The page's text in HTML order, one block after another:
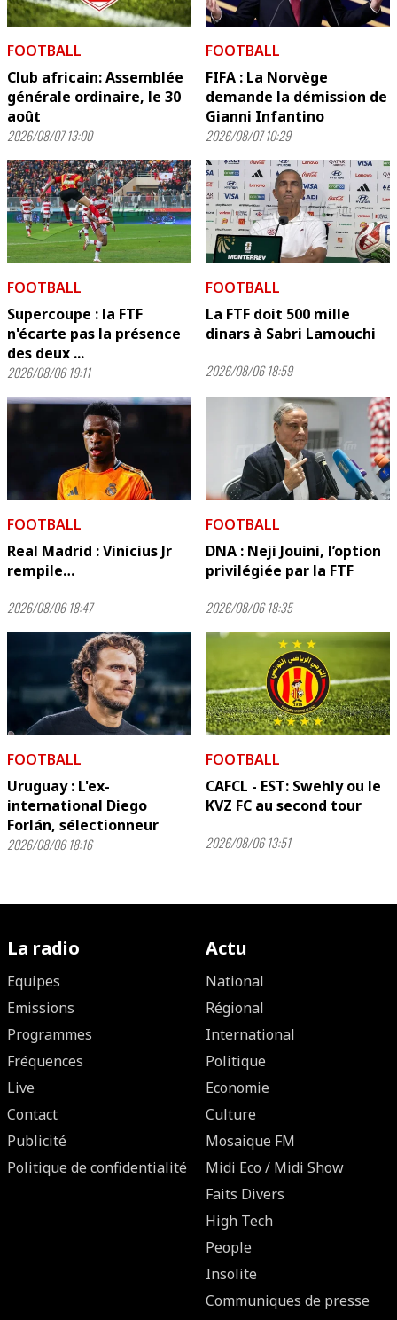
FOOTBALL
Club africain: Assemblée
générale ordinaire, le 30
août
2026/08/07 13:00
FOOTBALL
FIFA : La Norvège
demande la démission de
Gianni Infantino
2026/08/07 10:29
FOOTBALL
Supercoupe : la FTF
n'écarte pas la présence
des deux ...
2026/08/06 19:11
FOOTBALL
La FTF doit 500 mille
dinars à Sabri Lamouchi
2026/08/06 18:59
FOOTBALL
Real Madrid : Vinicius Jr
rempile…
2026/08/06 18:47
FOOTBALL
DNA : Neji Jouini, l’option
privilégiée par la FTF
2026/08/06 18:35
FOOTBALL
Uruguay : L'ex-
international Diego
Forlán, sélectionneur
2026/08/06 18:16
FOOTBALL
CAFCL - EST: Swehly ou le
KVZ FC au second tour
2026/08/06 13:51
La radio
Equipes
Emissions
Programmes
Fréquences
Live
Contact
Publicité
Politique de confidentialité
Actu
National
Régional
International
Politique
Economie
Culture
Mosaique FM
Midi Eco / Midi Show
Faits Divers
High Tech
People
Insolite
Communiques de presse